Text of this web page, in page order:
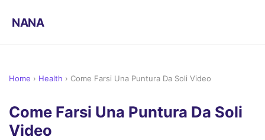
NANA
Home › Health › Come Farsi Una Puntura Da Soli Video
Come Farsi Una Puntura Da Soli
Video